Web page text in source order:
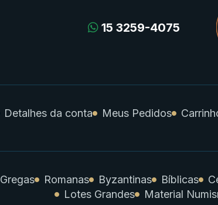
15 3259-4075
Detalhes da conta Meus Pedidos
Gregas Romanas Byzantinas Bíblicas
Lotes Grandes
Material